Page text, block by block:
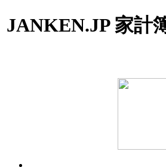
JANKEN.JP 家計